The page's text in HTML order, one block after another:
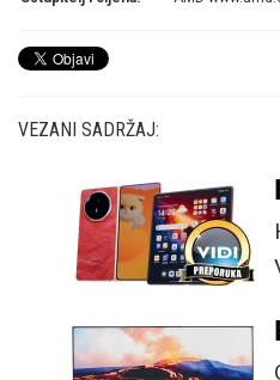
VEZANI SADRŽAJ: